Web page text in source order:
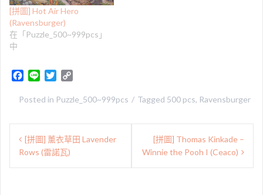
[拼圖] Hot Air Hero
(Ravensburger)
在「Puzzle_500~999pcs」
中
c
o
o
k
n
i
e
r
p
i
n
Posted in Puzzle_500~999pcs Tagged 500 pcs, Ravensburger
文
章[拼圖] 薰衣草田 Lavender
Rows (雷諾瓦)
[拼圖] Thomas Kinkade –
Winnie the Pooh I (Ceaco)